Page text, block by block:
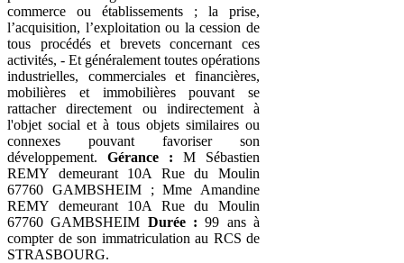
commerce ou établissements ; la prise,
l’acquisition, l’exploitation ou la cession de
tous procédés et brevets concernant ces
activités, - Et généralement toutes opérations
industrielles, commerciales et financières,
mobilières et immobilières pouvant se
rattacher directement ou indirectement à
l'objet social et à tous objets similaires ou
connexes pouvant favoriser son
développement. Gérance : M Sébastien
REMY demeurant 10A Rue du Moulin
67760 GAMBSHEIM ; Mme Amandine
REMY demeurant 10A Rue du Moulin
67760 GAMBSHEIM Durée : 99 ans à
compter de son immatriculation au RCS de
STRASBOURG.